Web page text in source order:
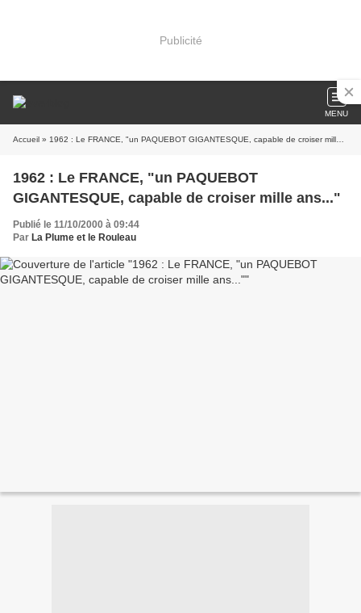
Publicité
MENU
Accueil » 1962 : Le FRANCE, "un PAQUEBOT GIGANTESQUE, capable de croiser mille ans..."
1962 : Le FRANCE, "un PAQUEBOT
GIGANTESQUE, capable de croiser mille ans..."
Publié le 11/10/2000 à 09:44
Par La Plume et le Rouleau